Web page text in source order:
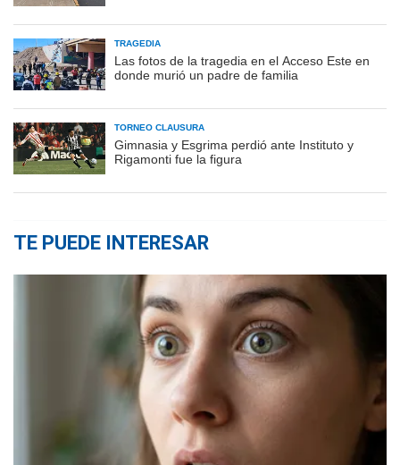
TRAGEDIA
Las fotos de la tragedia en el Acceso Este en
donde murió un padre de familia
TORNEO CLAUSURA
Gimnasia y Esgrima perdió ante Instituto y
Rigamonti fue la figura
TE PUEDE INTERESAR